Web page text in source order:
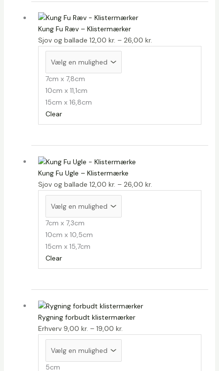
Kung Fu Ræv – Klistermærker
Sjov og ballade 12,00 kr. – 26,00 kr.
7cm x 7,8cm
10cm x 11,1cm
15cm x 16,8cm
Clear
Kung Fu Ugle – Klistermærke
Sjov og ballade 12,00 kr. – 26,00 kr.
7cm x 7,3cm
10cm x 10,5cm
15cm x 15,7cm
Clear
Rygning forbudt klistermærker
Erhverv 9,00 kr. – 19,00 kr.
5cm